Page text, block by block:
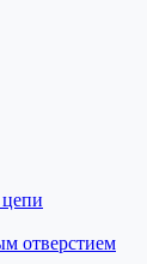
отверстием